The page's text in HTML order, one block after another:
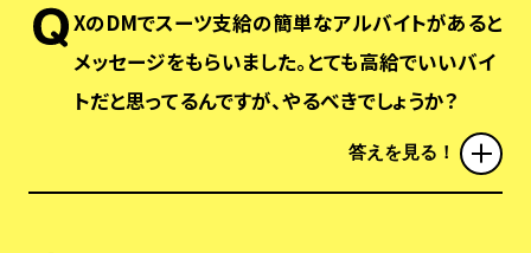
XのDMでスーツ支給の簡単なアルバイトがあると
メッセージをもらいました。とても高給でいいバイ
トだと思ってるんですが、やるべきでしょうか？
答えを見る！